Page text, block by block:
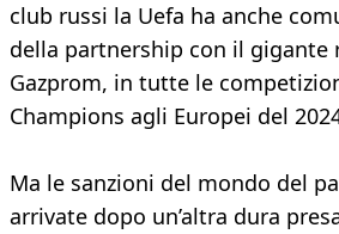
club russi la Uefa ha anche
della partnership con il gigante
Gazprom, in tutte le
Champions agli Europei del
Ma le sanzioni del mondo del
arrivate dopo un’altra dura